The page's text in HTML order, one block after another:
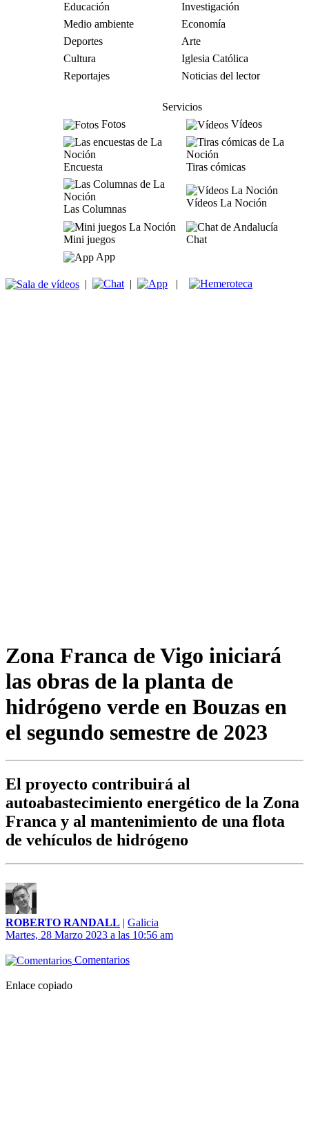
Educación
Investigación
Medio ambiente
Economía
Deportes
Arte
Cultura
Iglesia Católica
Reportajes
Noticias del lector
Servicios
Fotos
Vídeos
Encuesta Tiras cómicas
Las Columnas
Vídeos La Noción
Mini juegos
Chat
App
| | |
Zona Franca de Vigo iniciará
las obras de la planta de
hidrógeno verde en Bouzas en
el segundo semestre de 2023
El proyecto contribuirá al
autoabastecimiento energético de la Zona
Franca y al mantenimiento de una flota
de vehículos de hidrógeno
ROBERTO RANDALL | Galicia
Martes, 28 Marzo 2023 a las 10:56 am
Comentarios
Enlace copiado